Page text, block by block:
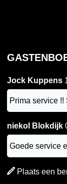
Jock Kuppens
Prima service
niekol Blokdijk
Goede service
Plaats een